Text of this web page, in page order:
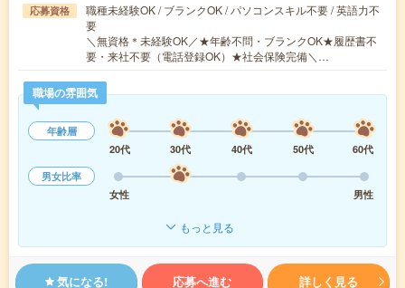
応募資格
職種未経験OK / ブランクOK / パソコンスキル不要 / 英語力不
要
＼無資格＊未経験OK／★年齢不問・ブランクOK★履歴書不
要・来社不要（電話登録OK）★社会保険完備＼…
職場の雰囲気
年齢層
20代
30代 40代 50代
60代
男女比率
女性
男性
もっと見る
気になる! 応募へ進む 詳しく見る